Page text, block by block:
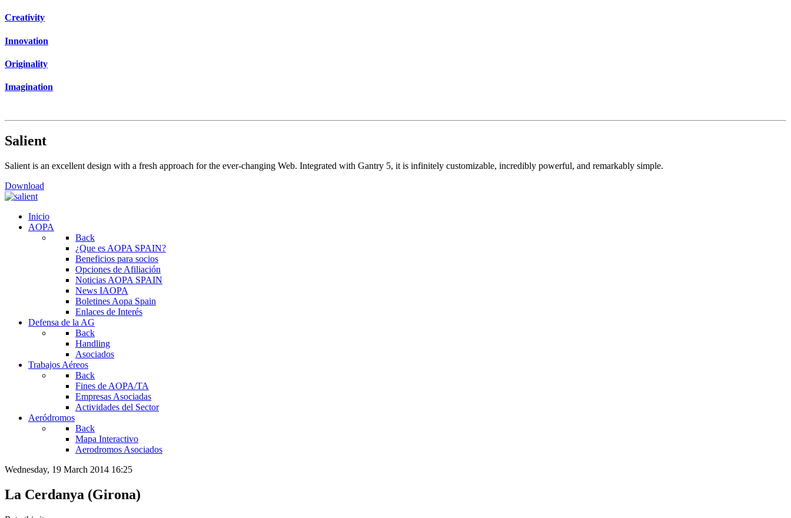
Creativity
Innovation
Originality
Imagination
Salient
Salient is an excellent design with a fresh approach for the ever-changing Web. Integrated with Gantry 5, it is infinitely customizable, incredibly powerful, and remarkably simple.
Download
Inicio
AOPA
Back
¿Que es AOPA SPAIN?
Beneficios para socios
Opciones de Afiliación
Noticias AOPA SPAIN
News IAOPA
Boletines Aopa Spain
Enlaces de Interés
Defensa de la AG
Back
Handling
Asociados
Trabajos Aéreos
Back
Fines de AOPA/TA
Empresas Asociadas
Actividades del Sector
Aeródromos
Back
Mapa Interactivo
Aerodromos Asociados
Wednesday, 19 March 2014 16:25
La Cerdanya (Girona)